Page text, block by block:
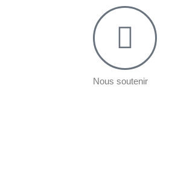
Nous soutenir